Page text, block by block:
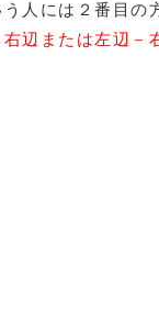
人には２番目の
右辺または左辺－